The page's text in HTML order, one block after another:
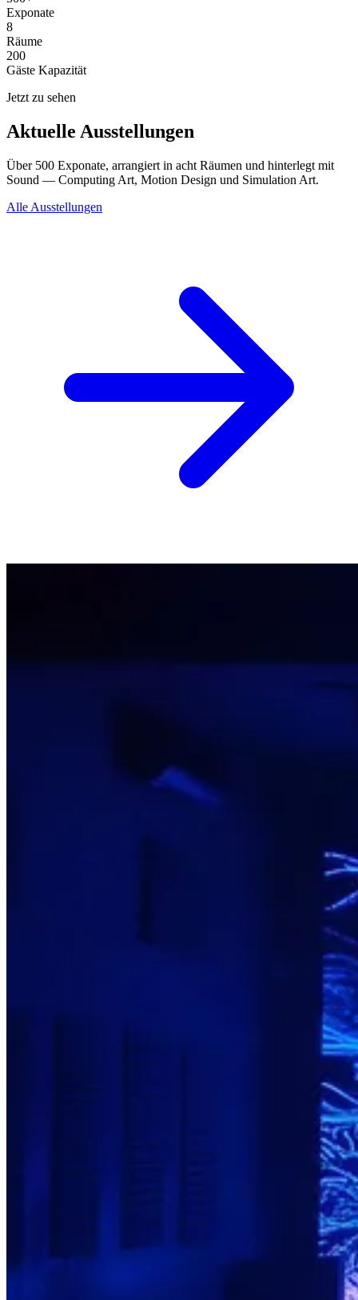
Exponate
8
Räume
200
Gäste Kapazität
Jetzt zu sehen
Aktuelle Ausstellungen
Über 500 Exponate, arrangiert in acht Räumen und hinterlegt mit
Sound — Computing Art, Motion Design und Simulation Art.
Alle Ausstellungen